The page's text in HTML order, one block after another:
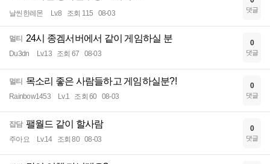
날씬한레몬 Lv.8 조회 115 08-03 댓글
멀티 24시 종겜서버에서 같이 게임하실 분
Du3dn Lv.13 조회 67 08-03
0
댓글
멀티 목소리 좋은 사람들하고 게임하실분?!
Rainbow1453 Lv.1 조회 60 08-03
0
댓글
잡담 팰월드 같이 할사람
주아요 Lv.14 조회 80 08-03
0
댓글